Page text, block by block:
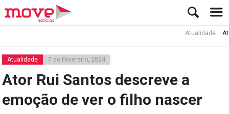
Atualidade Ator
Atualidade 7 de Fevereiro, 2024
Ator Rui Santos descreve a
emoção de ver o filho nascer